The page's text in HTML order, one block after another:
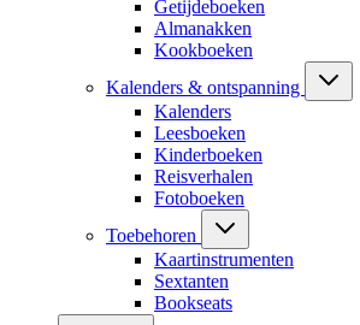
Getijdeboeken
Almanakken
Kookboeken
Kalenders & ontspanning
Kalenders
Leesboeken
Kinderboeken
Reisverhalen
Fotoboeken
Toebehoren
Kaartinstrumenten
Sextanten
Bookseats